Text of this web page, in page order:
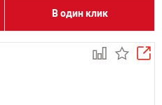
В один клик